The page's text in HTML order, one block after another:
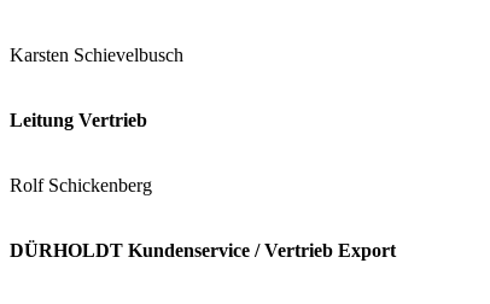
Karsten Schievelbusch
Leitung Vertrieb
Rolf Schickenberg
DÜRHOLDT Kundenservice / Vertrieb Export